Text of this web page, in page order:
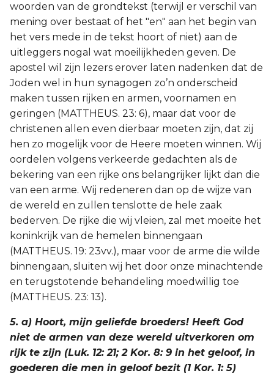
woorden van de grondtekst (terwijl er verschil van
mening over bestaat of het "en" aan het begin van
het vers mede in de tekst hoort of niet) aan de
uitleggers nogal wat moeilijkheden geven. De
apostel wil zijn lezers erover laten nadenken dat de
Joden wel in hun synagogen zo’n onderscheid
maken tussen rijken en armen, voornamen en
geringen (MATTHEUS. 23: 6), maar dat voor de
christenen allen even dierbaar moeten zijn, dat zij
hen zo mogelijk voor de Heere moeten winnen. Wij
oordelen volgens verkeerde gedachten als de
bekering van een rijke ons belangrijker lijkt dan die
van een arme. Wij redeneren dan op de wijze van
de wereld en zullen tenslotte de hele zaak
bederven. De rijke die wij vleien, zal met moeite het
koninkrijk van de hemelen binnengaan
(MATTHEUS. 19: 23vv.), maar voor de arme die wilde
binnengaan, sluiten wij het door onze minachtende
en terugstotende behandeling moedwillig toe
(MATTHEUS. 23: 13).
5. a) Hoort, mijn geliefde broeders! Heeft God
niet de armen van deze wereld uitverkoren om
rijk te zijn (Luk. 12: 21; 2 Kor. 8: 9 in het geloof, in
goederen die men in geloof bezit (1 Kor. 1: 5)